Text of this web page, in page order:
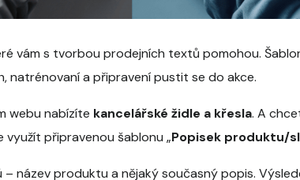
vám s tvorbou prodejních textů pomohou.
natrénovaní a připravení pustit se do akce.
webu nabízíte kancelářské židle a křesla. A
využít připravenou šablonu „Popisek produktu/
název produktu a nějaký současný popis.